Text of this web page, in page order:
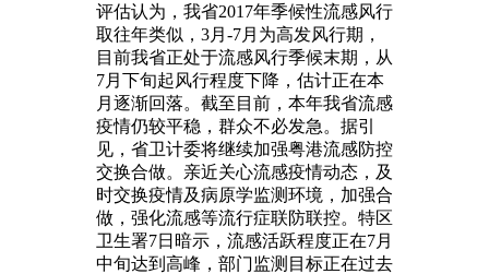
评估认为，我省2017年季候性流感风行
取往年类似，3月-7月为高发风行期，
目前我省正处于流感风行季候末期，从
7月下旬起风行程度下降，估计正在本
月逐渐回落。截至目前，本年我省流感
疫情仍较平稳，群众不必发急。据引
见，省卫计委将继续加强粤港流感防控
交换合做。亲近关心流感疫情动态，及
时交换疫情及病原学监测环境，加强合
做，强化流感等流行症联防联控。特区
卫生署7日暗示，流感活跃程度正在7月
中旬达到高峰，部门监测目标正在过去